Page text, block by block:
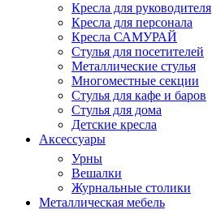
Кресла для руководителя
Кресла для персонала
Кресла САМУРАЙ
Стулья для посетителей
Металлические стулья
Многоместные секции
Стулья для кафе и баров
Стулья для дома
Детские кресла
Аксессуары
Урны
Вешалки
Журнальные столики
Металлическая мебель